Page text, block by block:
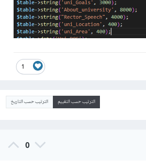
1
الترتيب حسب التقييم الترتيب حسب التاريخ
0